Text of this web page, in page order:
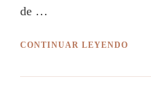
de …
CONTINUAR LEYENDO